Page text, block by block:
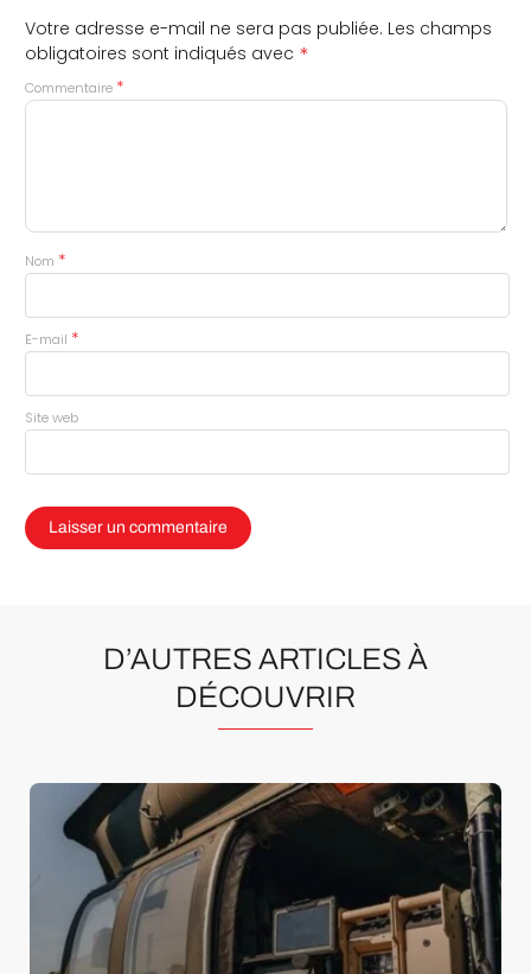
Votre adresse e-mail ne sera pas publiée. Les champs
obligatoires sont indiqués avec *
Commentaire *
Nom *
E-mail *
Site web
D’AUTRES ARTICLES À
DÉCOUVRIR